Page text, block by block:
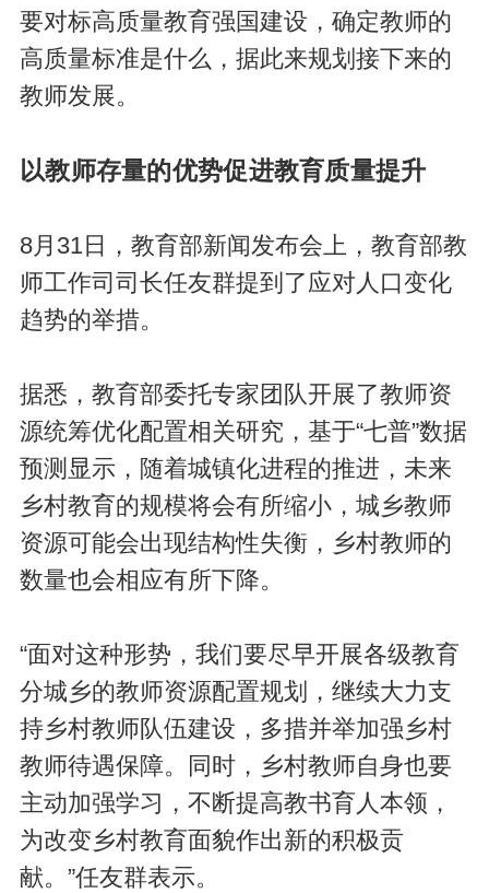
要对标高质量教育强国建设，确定教师的
高质量标准是什么，据此来规划接下来的
教师发展。
以教师存量的优势促进教育质量提升
8月31日，教育部新闻发布会上，教育部教
师工作司司长任友群提到了应对人口变化
趋势的举措。
据悉，教育部委托专家团队开展了教师资
源统筹优化配置相关研究，基于“七普”数据
预测显示，随着城镇化进程的推进，未来
乡村教育的规模将会有所缩小，城乡教师
资源可能会出现结构性失衡，乡村教师的
数量也会相应有所下降。
“面对这种形势，我们要尽早开展各级教育
分城乡的教师资源配置规划，继续大力支
持乡村教师队伍建设，多措并举加强乡村
教师待遇保障。同时，乡村教师自身也要
主动加强学习，不断提高教书育人本领，
为改变乡村教育面貌作出新的积极贡
献。”任友群表示。